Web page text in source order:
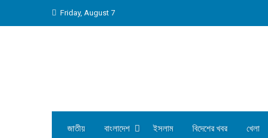
Friday, August 7
জাতীয় বাংলাদেশ ইসলাম বিদেশের খবর খেলা